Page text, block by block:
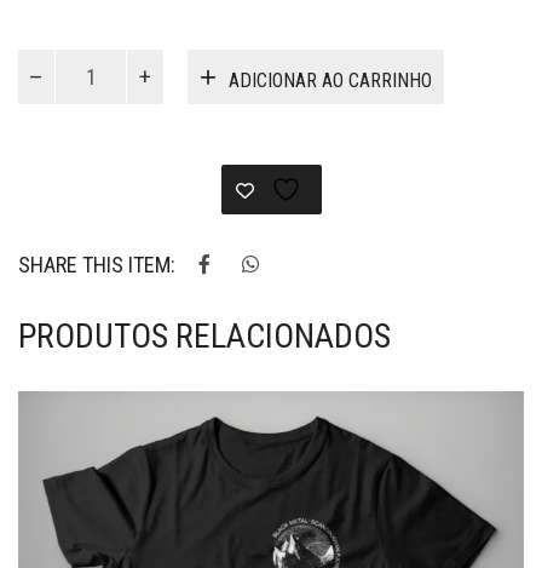
ADICIONAR AO CARRINHO
SHARE THIS ITEM:
PRODUTOS RELACIONADOS